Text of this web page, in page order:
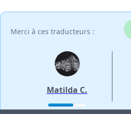
Merci à ces traducteurs :
Matilda C.